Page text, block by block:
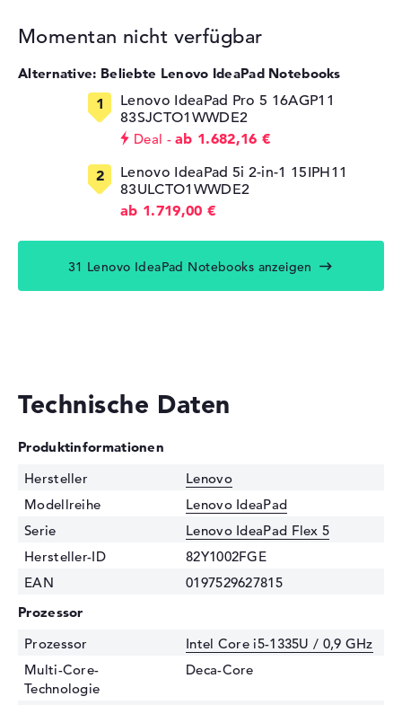
Momentan nicht verfügbar
Alternative: Beliebte Lenovo IdeaPad Notebooks
Lenovo IdeaPad Pro 5 16AGP11
83SJCTO1WWDE2
Deal
ab 1.682,16 €
Lenovo IdeaPad 5i 2-in-1 15IPH11
83ULCTO1WWDE2
ab 1.719,00 €
31 Lenovo IdeaPad Notebooks anzeigen
Technische Daten
Produktinformationen
Hersteller
Lenovo
Modellreihe
Lenovo IdeaPad
Serie
Lenovo IdeaPad Flex 5
Hersteller-ID
82Y1002FGE
EAN
0197529627815
Prozessor
Prozessor
Intel Core i5-1335U / 0,9 GHz
Multi-Core-
Technologie
Deca-Core